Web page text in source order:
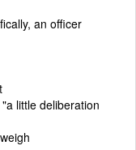
an officer
little deliberation